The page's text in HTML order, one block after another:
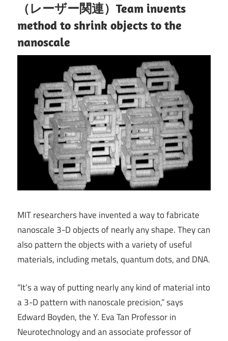
（レーザー関連）Team invents
method to shrink objects to the
nanoscale
MIT researchers have invented a way to fabricate
nanoscale 3-D objects of nearly any shape. They can
also pattern the objects with a variety of useful
materials, including metals, quantum dots, and DNA.
“It’s a way of putting nearly any kind of material into
a 3-D pattern with nanoscale precision,” says
Edward Boyden, the Y. Eva Tan Professor in
Neurotechnology and an associate professor of